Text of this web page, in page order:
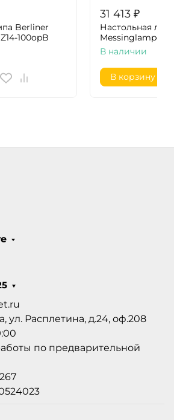
Berliner
100opB
31 413 ₽
Настольная
Messinglampen
В наличии
В корзину
ул. Расплетина, д.24, оф.208
по предварительной